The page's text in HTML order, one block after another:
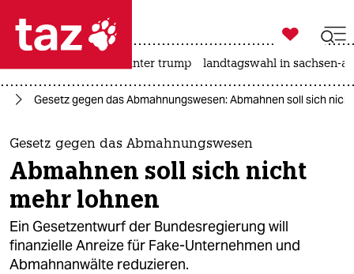
 taz zahl ich
taz zahl ich
themen
politik
öko
gesellschaft

taz zahl ich
usa unter trump landtagswahl in sachsen-
Gesetz gegen das Abmahnungswesen: Abmahnen soll sich
Gesetz gegen das Abmahnungswesen
Abmahnen soll sich nicht
mehr lohnen
Ein Gesetzentwurf der Bundesregierung will
finanzielle Anreize für Fake-Unternehmen und
Abmahnanwälte reduzieren.